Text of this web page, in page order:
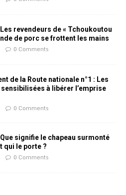
Les revendeurs de « Tchoukoutou
de porc se frottent les mains
0 Comments
de la Route nationale n°1 : Les
à libérer l’emprise
0 Comments
Que signifie le chapeau surmonté
qui le porte ?
0 Comments